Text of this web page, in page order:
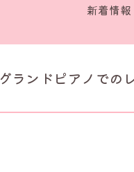
新着情報
グランドピアノでの